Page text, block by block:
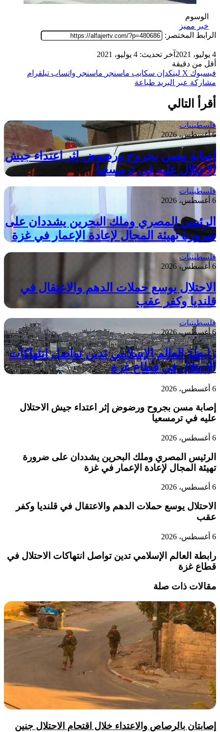
الوسوم
خبر مميز
الرابط المختصر:
4 يوليو، 2021
آخر تحديث: 4 يوليو، 2021
أقل من دقيقة
فيسبوك ‫X لينكدإن سكايب ماسنجر ماسنجر واتساب تيلقرام
مشاركة عبر البريد طباعة
أقرأ التالي
فلسطينيات
6 أغسطس، 2026
إصابة مسن بجروح ورضوض إثر اعتداء جيش
الاحتلال عليه في ترمسعيا
فلسطينيات
6 أغسطس، 2026
الرئيس المصري وملك البحرين يشددان على
ضرورة تهيئة المجال لإعادة الإعمار في غزة
فلسطينيات
6 أغسطس، 2026
الاحتلال يوسع حملات الدهم والاعتقال في
قلنديا وكفر عقب
فلسطينيات
6 أغسطس، 2026
رابطة العالم الإسلامي تدين تواصل انتهاكات
الاحتلال في قطاع غزة
6 أغسطس، 2026
إصابة مسن بجروح ورضوض إثر اعتداء جيش الاحتلال
عليه في ترمسعيا
6 أغسطس، 2026
الرئيس المصري وملك البحرين يشددان على ضرورة
تهيئة المجال لإعادة الإعمار في غزة
6 أغسطس، 2026
الاحتلال يوسع حملات الدهم والاعتقال في قلنديا وكفر
عقب
6 أغسطس، 2026
رابطة العالم الإسلامي تدين تواصل انتهاكات الاحتلال في
قطاع غزة
مقالات ذات صلة
إصابتان بالرصاص والاعتداء خلال اقتحام الاحتلال جنين